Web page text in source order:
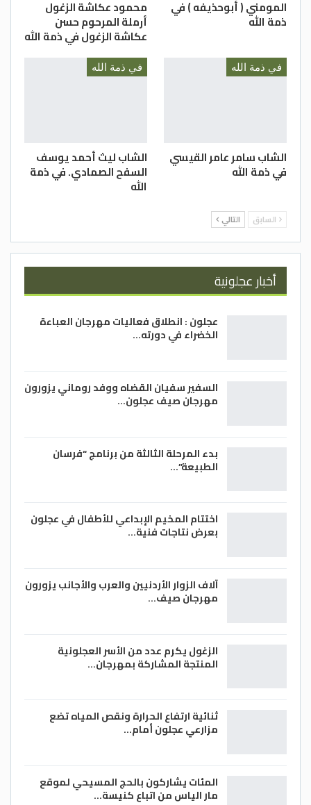
المومني ( أبوحذيفه ) في
ذمة الله
محمود عكاشة الزغول
أرملة المرحوم حسن
عكاشة الزغول في ذمة الله
في ذمة الله
الشاب سامر عامر القيسي
في ذمة الله
في ذمة الله
الشاب ليث أحمد يوسف
السفح الصمادي. في ذمة
الله
السابق التالي
أخبار عجلونية
عجلون : انطلاق فعاليات مهرجان العباءة
الخضراء في دورته…
السفير سفيان القضاه ووفد روماني يزورون
مهرجان صيف عجلون…
بدء المرحلة الثالثة من برنامج “فرسان
الطبيعة”…
اختتام المخيم الإبداعي للأطفال في عجلون
بعرض نتاجات فنية…
آلاف الزوار الأردنيين والعرب والأجانب يزورون
مهرجان صيف…
الزغول يكرم عدد من الأسر العجلونية
المنتجة المشاركة بمهرجان…
ثنائية ارتفاع الحرارة ونقص المياه تضع
مزارعي عجلون أمام…
المئات يشاركون بالحج المسيحي لموقع
مار الياس من اتباع كنيسة…